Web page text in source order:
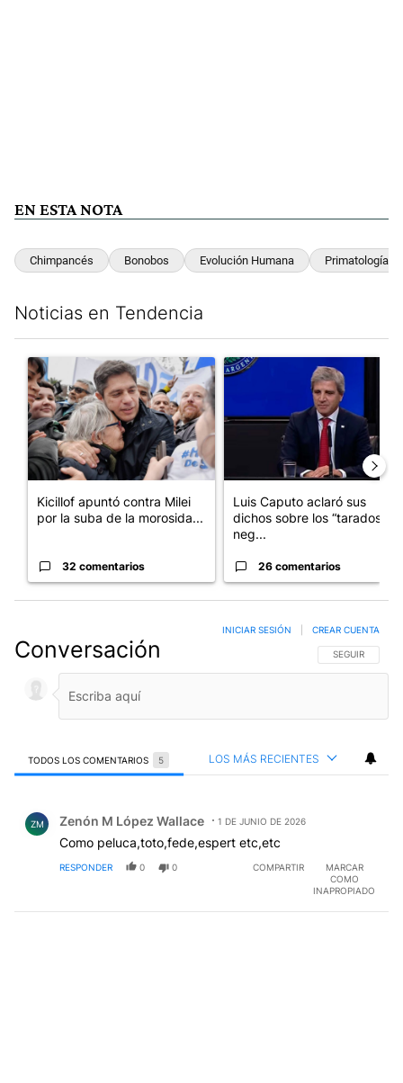
EN ESTA NOTA
Chimpancés Bonobos Evolución Humana Primatología
Noticias en Tendencia
Un artículo de tendencia con el título "Kicillof apuntó contra
Kicillof apuntó contra Milei
por la suba de la morosida...
32 comentarios
Un artículo de tendencia con
Luis Caputo aclaró sus
dichos sobre los “tarados” y
neg...
26 comentarios
Conversación SIGA ESTA
SEGUIR
INICIAR SESIÓN CREAR CUENTA
TODOS LOS COMENTARIOS 5 LOS MÁS RECIENTES
ZM Zenón M López Wallace 1 DE JUNIO DE 2026
Como peluca,toto,fede,espert etc,etc
RESPONDER 0 0 COMPARTIR
MARCAR
COMO
INAPROPIADO